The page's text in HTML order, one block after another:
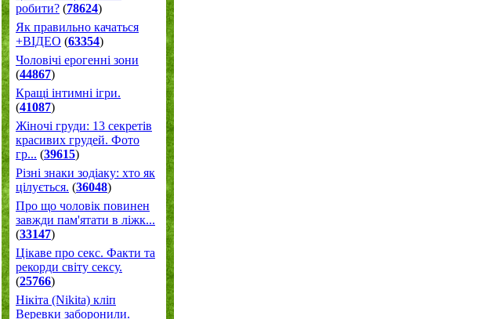
робити? (78624)
Як правильно качаться
+ВІДЕО (63354)
Чоловічі ерогенні зони
(44867)
Кращі інтимні ігри.
(41087)
Жіночі груди: 13 секретів
красивих грудей. Фото
гр... (39615)
Різні знаки зодіаку: хто як
цілується. (36048)
Про що чоловік повинен
завжди пам'ятати в ліжк...
(33147)
Цікаве про секс. Факти та
рекорди світу сексу.
(25766)
Нікіта (Nikita) кліп
Веревки заборонили.